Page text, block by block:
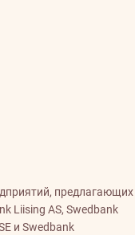
предлагающих
Liising AS, Swedbank
и Swedbank